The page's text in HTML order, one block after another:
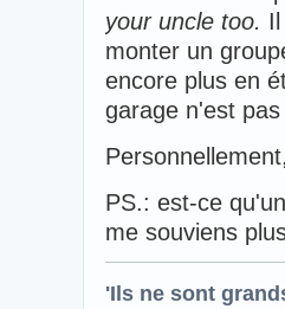
your uncle too.
monter un
encore plus en
garage n'est
PS.: est-ce
me souviens
'Ils ne sont